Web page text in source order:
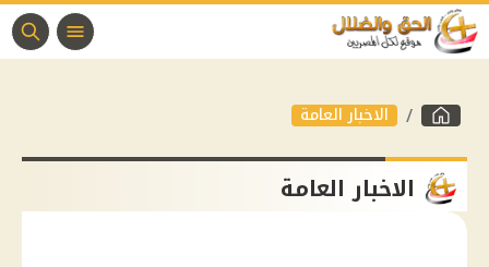
الاخبار العامة
الاخبار العامة